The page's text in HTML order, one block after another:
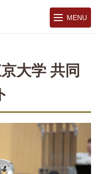
MENU
大学 共同